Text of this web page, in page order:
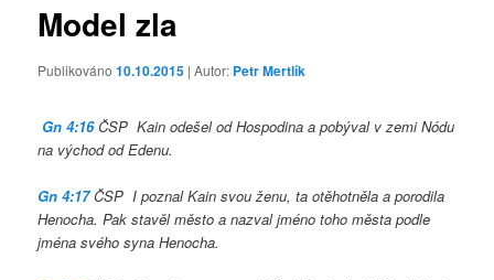
Model zla
Publikováno10.10.2015 | Autor: Petr Mertlík
Gn 4:16ČSP Kain odešel od Hospodina a pobýval v zemi Nódu
na východ od Edenu.
Gn 4:17ČSP I poznal Kain svou ženu, ta otěhotněla a porodila
Henocha. Pak stavěl město a nazval jméno toho města podle
jména svého syna Henocha.